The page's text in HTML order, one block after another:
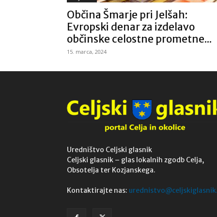
Občina Šmarje pri Jelšah:
Evropski denar za izdelavo
občinske celostne prometne...
15. marca, 2024
Uredništvo Celjski glasnik
Celjski glasnik – glas lokalnih zgodb Celja,
Obsotelja ter Kozjanskega.
Kontaktirajte nas: